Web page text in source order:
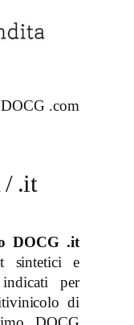
.com
/ .it
DOCG .it
sintetici e
indicati per
di